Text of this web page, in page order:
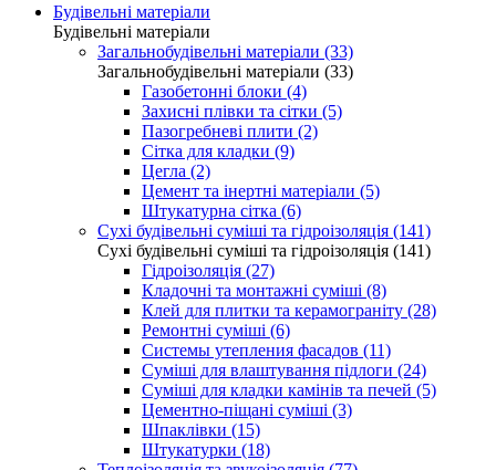
Будівельні матеріали
Будівельні матеріали
Загальнобудівельні матеріали (33)
Загальнобудівельні матеріали (33)
Газобетонні блоки (4)
Захисні плівки та сітки (5)
Пазогребневі плити (2)
Сітка для кладки (9)
Цегла (2)
Цемент та інертні матеріали (5)
Штукатурна сітка (6)
Сухі будівельні суміші та гідроізоляція (141)
Сухі будівельні суміші та гідроізоляція (141)
Гідроізоляція (27)
Кладочні та монтажні суміші (8)
Клей для плитки та керамограніту (28)
Ремонтні суміші (6)
Системы утепления фасадов (11)
Суміші для влаштування підлоги (24)
Суміші для кладки камінів та печей (5)
Цементно-піщані суміші (3)
Шпаклівки (15)
Штукатурки (18)